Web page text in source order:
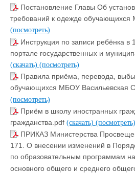
Постановление Главы Об
требований к одежде обучающихся
(посмотреть)
Инструкция по записи ребёнка в
портале государственных и
(скачать) (посмотреть)
Правила приёма, перевода,
обучающихся МБОУ Васильевская
(посмотреть)
Приём в школу иностранных
гражданства.pdf (скачать) (посмотреть)
ПРИКАЗ Министерства
171. О внесении изменений в
по образовательным программам
основного общего и среднего